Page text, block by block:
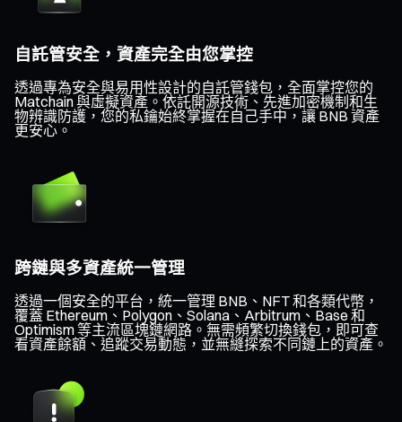
自託管安全，資產完全由您掌控
透過專為安全與易用性設計的自託管錢包，全面掌控您的
Matchain 與虛擬資產。依託開源技術、先進加密機制和生
物辨識防護，您的私鑰始終掌握在自己手中，讓 BNB 資產
更安心。
跨鏈與多資產統一管理
透過一個安全的平台，統一管理 BNB、NFT 和各類代幣，
覆蓋 Ethereum、Polygon、Solana、Arbitrum、Base 和
Optimism 等主流區塊鏈網路。無需頻繁切換錢包，即可查
看資產餘額、追蹤交易動態，並無縫探索不同鏈上的資產。